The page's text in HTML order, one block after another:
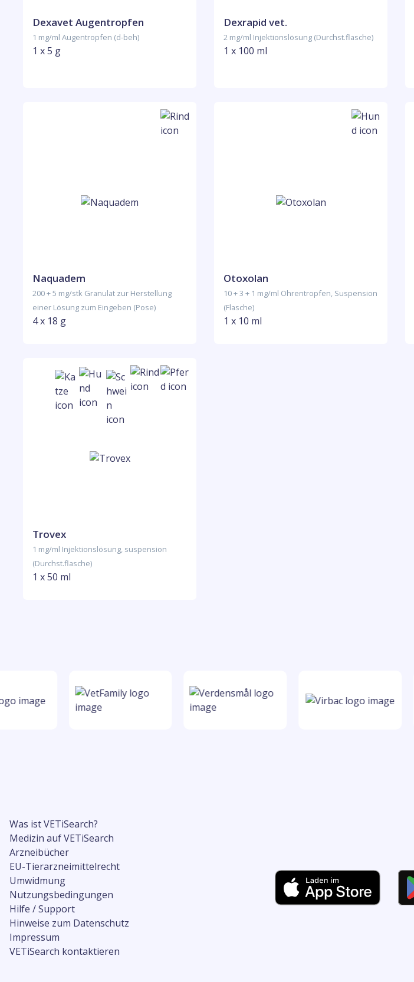
Dexavet Augentropfen
1 mg/ml Augentropfen (d-beh)
1 x 5 g
Dexrapid vet.
2 mg/ml Injektionslösung (Durchst.flasche)
1 x 100 ml
Naquadem
200 + 5 mg/stk Granulat zur Herstellung
einer Lösung zum Eingeben (Pose)
4 x 18 g
Otoxolan
10 + 3 + 1 mg/ml Ohrentropfen, Suspension
(Flasche)
1 x 10 ml
Trovex
1 mg/ml Injektionslösung, suspension
(Durchst.flasche)
1 x 50 ml
Was ist VETiSearch?
Medizin auf VETiSearch
Arzneibücher
EU-Tierarzneimittelrecht
Umwidmung
Nutzungsbedingungen
Hilfe / Support
Hinweise zum Datenschutz
Impressum
VETiSearch kontaktieren